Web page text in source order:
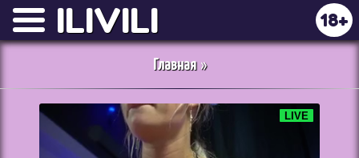
ILIVILI 18+
Главная»